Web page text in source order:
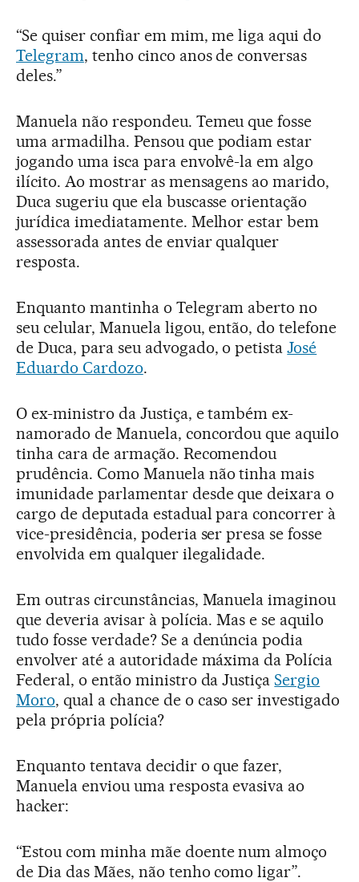
“Se quiser confiar em mim, me liga aqui do
Telegram, tenho cinco anos de conversas
deles.”
Manuela não respondeu. Temeu que fosse
uma armadilha. Pensou que podiam estar
jogando uma isca para envolvê-la em algo
ilícito. Ao mostrar as mensagens ao marido,
Duca sugeriu que ela buscasse orientação
jurídica imediatamente. Melhor estar bem
assessorada antes de enviar qualquer
resposta.
Enquanto mantinha o Telegram aberto no
seu celular, Manuela ligou, então, do telefone
de Duca, para seu advogado, o petistaJosé
Eduardo Cardozo.
O ex-ministro da Justiça, e também ex-
namorado de Manuela, concordou que aquilo
tinha cara de armação. Recomendou
prudência. Como Manuela não tinha mais
imunidade parlamentar desde que deixara o
cargo de deputada estadual para concorrer à
vice-presidência, poderia ser presa se fosse
envolvida em qualquer ilegalidade.
Em outras circunstâncias, Manuela imaginou
que deveria avisar à polícia. Mas e se aquilo
tudo fosse verdade? Se a denúncia podia
envolver até a autoridade máxima da Polícia
Federal, o então ministro da JustiçaSergio
Moro, qual a chance de o caso ser investigado
pela própria polícia?
Enquanto tentava decidir o que fazer,
Manuela enviou uma resposta evasiva ao
hacker:
“Estou com minha mãe doente num almoço
de Dia das Mães, não tenho como ligar”.